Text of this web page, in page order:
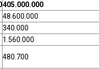
405.000.000
48.600.000
340.000
1.560.000
480.700